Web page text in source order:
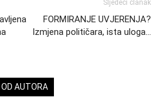
Sljedeći članak
FORMIRANJE UVJERENJA?
Izmjena političara, ista uloga…
OD AUTORA